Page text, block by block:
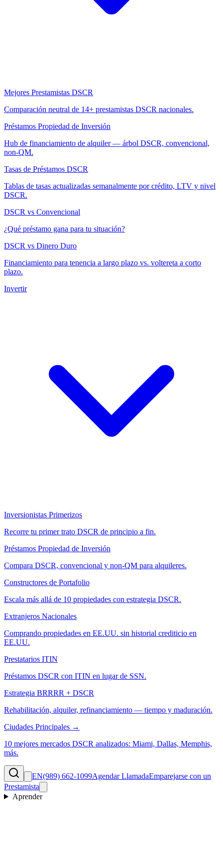
Mejores Prestamistas DSCR
Comparación neutral de 14+ prestamistas DSCR nacionales.
Préstamos Propiedad de Inversión
Hub de financiamiento de alquiler — árbol DSCR, convencional,
non-QM.
Tasas de Préstamos DSCR
Tablas de tasas actualizadas semanalmente por crédito, LTV y nivel
DSCR.
DSCR vs Convencional
¿Qué préstamo gana para tu situación?
DSCR vs Dinero Duro
Financiamiento para tenencia a largo plazo vs. voltereta a corto
plazo.
Invertir
Inversionistas Primerizos
Recorre tu primer trato DSCR de principio a fin.
Préstamos Propiedad de Inversión
Compara DSCR, convencional y non-QM para alquileres.
Constructores de Portafolio
Escala más allá de 10 propiedades con estrategia DSCR.
Extranjeros Nacionales
Comprando propiedades en EE.UU. sin historial crediticio en
EE.UU.
Prestatarios ITIN
Préstamos DSCR con ITIN en lugar de SSN.
Estrategia BRRRR + DSCR
Rehabilitación, alquiler, refinanciamiento — tiempo y maduración.
Ciudades Principales →
10 mejores mercados DSCR analizados: Miami, Dallas, Memphis,
más.
EN(989) 662-1099Agendar LlamadaEmparejarse con un
Prestamista
Aprender